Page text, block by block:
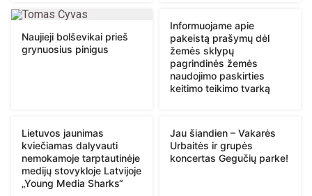
Naujieji bolševikai prieš
grynuosius pinigus
Informuojame apie
pakeistą prašymų dėl
žemės sklypų
pagrindinės žemės
naudojimo paskirties
keitimo teikimo tvarką
Lietuvos jaunimas
kviečiamas dalyvauti
nemokamoje tarptautinėje
medijų stovykloje Latvijoje
„Young Media Sharks“
Jau šiandien – Vakarės
Urbaitės ir grupės
koncertas Gegučių parke!